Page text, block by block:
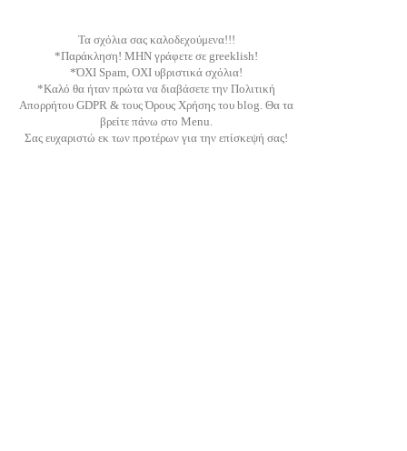
Τα σχόλια σας καλοδεχούμενα!!!
*Παράκληση! ΜΗΝ γράφετε σε greeklish!
*ΌΧΙ Spam, ΟΧΙ υβριστικά σχόλια!
*Καλό θα ήταν πρώτα να διαβάσετε την Πολιτική
Απορρήτου GDPR & τους Όρους Χρήσης του blog. Θα τα
βρείτε πάνω στο Menu.
Σας ευχαριστώ εκ των προτέρων για την επίσκεψή σας!